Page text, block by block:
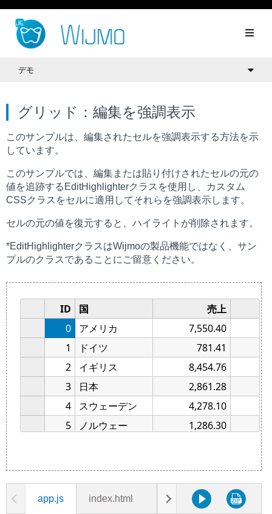
デモ
グリッド：編集を強調表示
このサンプルは、編集されたセルを強調表示する方法を示
しています。
このサンプルでは、編集または貼り付けされたセルの元の
値を追跡する EditHighlighterクラスを使用し、カスタム
CSSクラスをセルに適用してそれらを強調表示します。
セルの元の値を復元すると、ハイライトが削除されます。
*EditHighlighterクラスはWijmoの製品機能ではなく、サン
プルのクラスであることにご留意ください。
app.js index.html styles.css edit-